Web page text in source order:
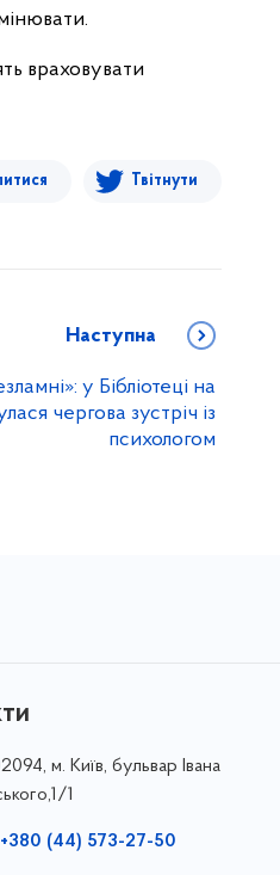
враховувати
Твітнути
Наступна
у Бібліотеці на
чергова зустріч із
психологом
м. Київ, бульвар Івана
1
+380 (44) 573-27-50